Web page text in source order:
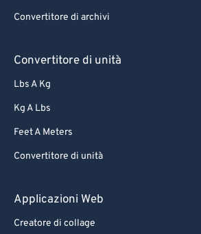
Convertitore di archivi
Convertitore di unità
Lbs A Kg
Kg A Lbs
Feet A Meters
Convertitore di unità
Applicazioni Web
Creatore di collage